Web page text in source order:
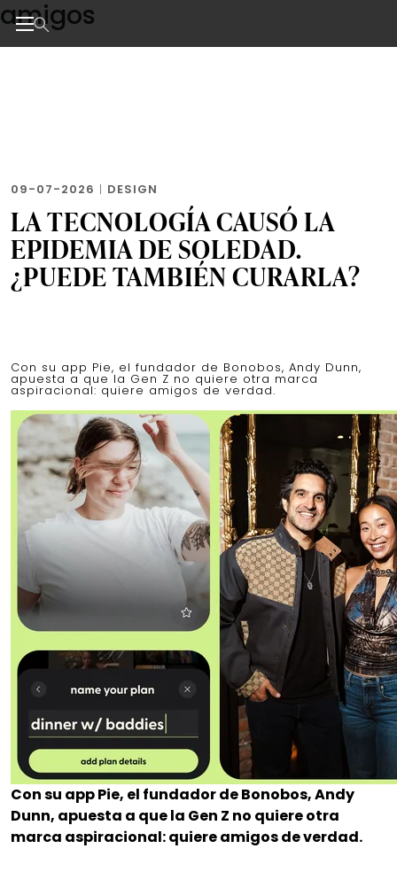
Skip
to
the
amigos
09-07-2026 | DESIGN
LA TECNOLOGÍA CAUSÓ LA
EPIDEMIA DE SOLEDAD.
¿PUEDE TAMBIÉN CURARLA?
Con su app Pie, el fundador de Bonobos, Andy Dunn,
apuesta a que la Gen Z no quiere otra marca
aspiracional: quiere amigos de verdad.
Con su app Pie, el fundador de Bonobos, Andy
Dunn, apuesta a que la Gen Z no quiere otra
marca aspiracional: quiere amigos de verdad.